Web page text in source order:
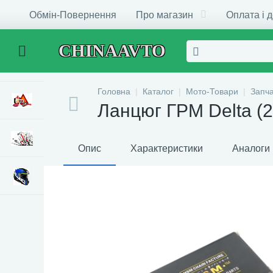
Обмін-Повернення Про магазин Оплата і
CHINAAVTO
Головна Каталог Мото-Товари
Ланцюг ГРМ Delta
Опис Характеристики Аналоги